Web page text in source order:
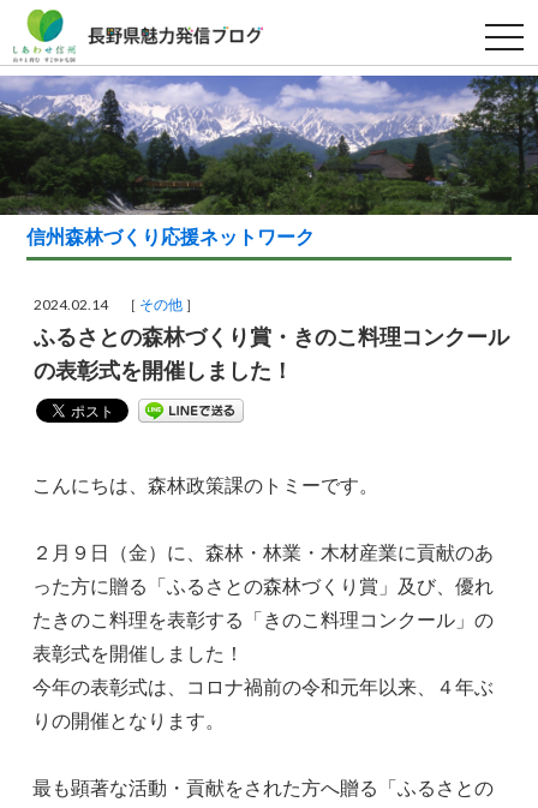
t
o
g
g
l
e
n
a
v
g
i
信州森林づくり応援ネットワーク
2024.02.14 ［ その他 ］
ふるさとの森林づくり賞・きのこ料理コンクール
の表彰式を開催しました！
こんにちは、森林政策課のトミーです。
２月９日（金）に、森林・林業・木材産業に貢献のあ
った方に贈る「ふるさとの森林づくり賞」及び、優れ
たきのこ料理を表彰する「きのこ料理コンクール」の
表彰式を開催しました！
今年の表彰式は、コロナ禍前の令和元年以来、４年ぶ
りの開催となります。
最も顕著な活動・貢献をされた方へ贈る「ふるさとの